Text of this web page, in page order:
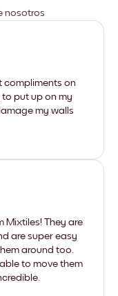
nosotros
compliments on
to put up on my
my walls
Mixtiles! They are
are super easy
around too.
to move them